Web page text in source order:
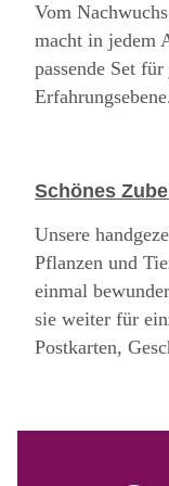
Vom
macht in jedem
passende Set
Schönes
Unsere
Pflanzen und
einmal
sie weiter für
Postkarten,